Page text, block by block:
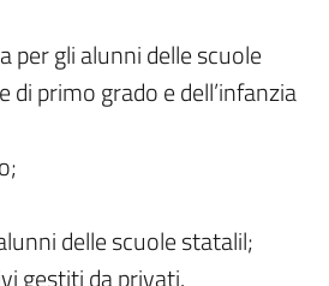
per gli alunni delle scuole
di primo grado e dell’infanzia
delle scuole statalil;
gestiti da privati.